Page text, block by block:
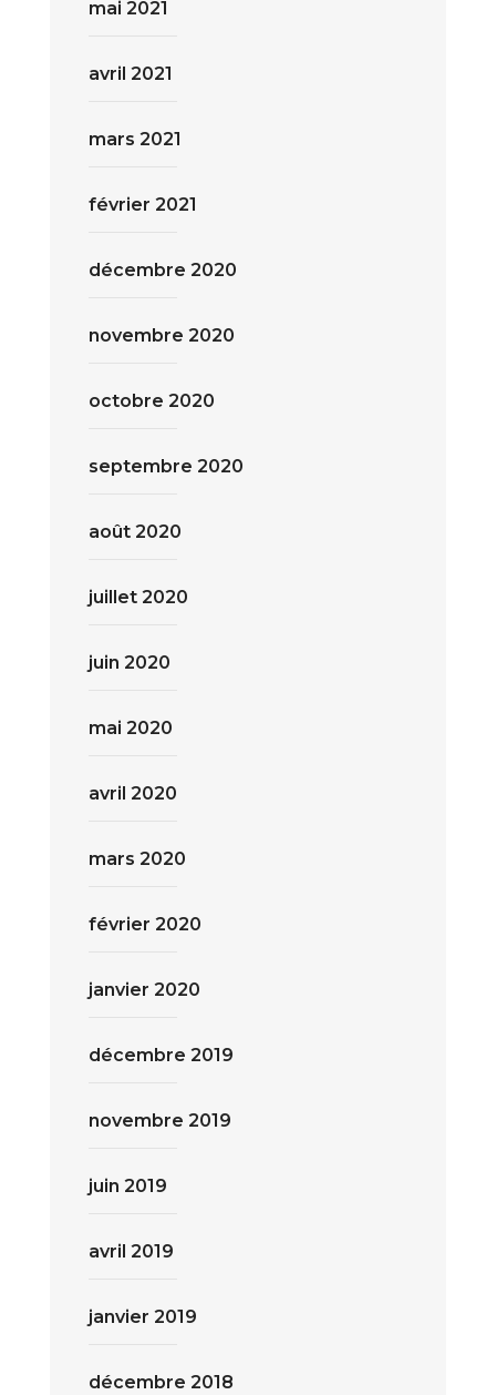
mai 2021
avril 2021
mars 2021
février 2021
décembre 2020
novembre 2020
octobre 2020
septembre 2020
août 2020
juillet 2020
juin 2020
mai 2020
avril 2020
mars 2020
février 2020
janvier 2020
décembre 2019
novembre 2019
juin 2019
avril 2019
janvier 2019
décembre 2018